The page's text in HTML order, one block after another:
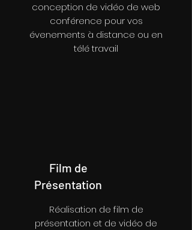
conception de vidéo de web
conférence pour vos
évenements à distance ou en
télé travail
Film de
Présentation
Réalisation de film de
présentation et de vidéo de